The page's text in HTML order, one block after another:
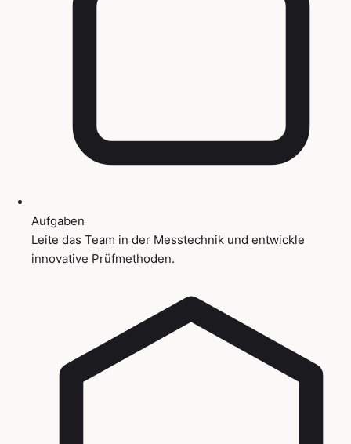
Aufgaben
Leite das Team in der Messtechnik und entwickle
innovative Prüfmethoden.